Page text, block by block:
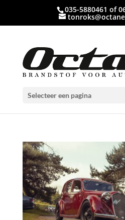
035-5880461 of
Selecteer een pagina